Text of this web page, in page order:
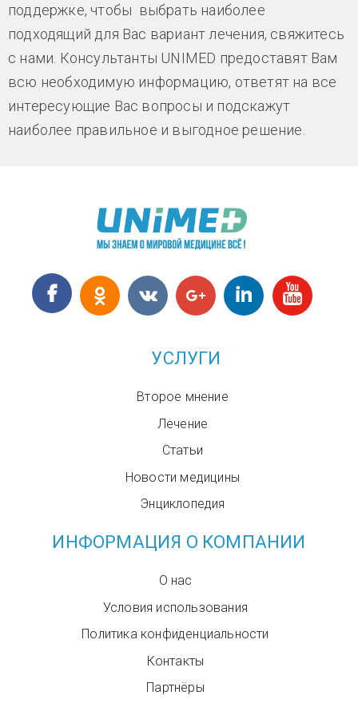
поддержке, чтобы выбрать наиболее
подходящий для Вас вариант лечения, свяжитесь
с нами. Консультанты UNIMED предоставят Вам
всю необходимую информацию, ответят на все
интересующие Вас вопросы и подскажут
наиболее правильное и выгодное решение.
УСЛУГИ
Второе мнение
Лечение
Статьи
Новости медицины
Энциклопедия
ИНФОРМАЦИЯ О КОМПАНИИ
О нас
Условия использования
Политика конфиденциальности
Контакты
Партнёры